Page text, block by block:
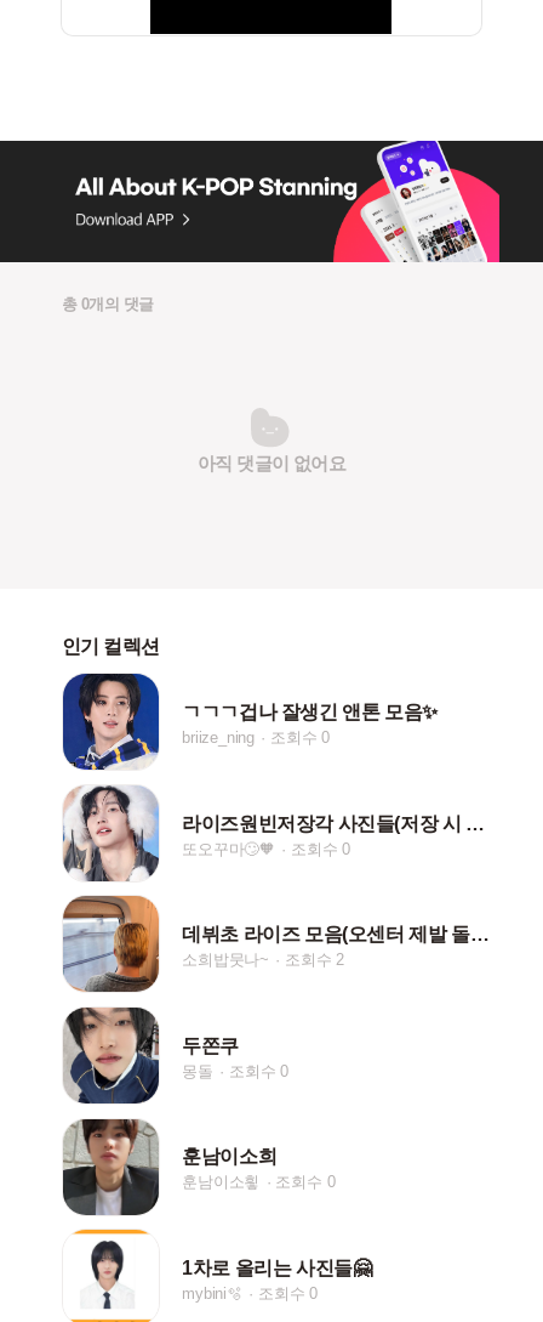
총 0개의 댓글
아직 댓글이 없어요
인기 컬렉션
ㄱㄱㄱ겁나 잘생긴 앤톤 모음✨
briize_ning 조회수 0
라이즈원빈저장각 사진들(저장 시 팔&하트 부탁드리꾸마)
또오꾸마🙄🧡 조회수 0
데뷔초 라이즈 모음(오센터 제발 돌아와 ㅜㅜㅜ)
소희밥뭇나~ 조회수 2
두쫀쿠
몽돌 조회수 0
훈남이소희
훈남이소힇 조회수 0
1차로 올리는 사진들🤗
mybini🫧 조회수 0